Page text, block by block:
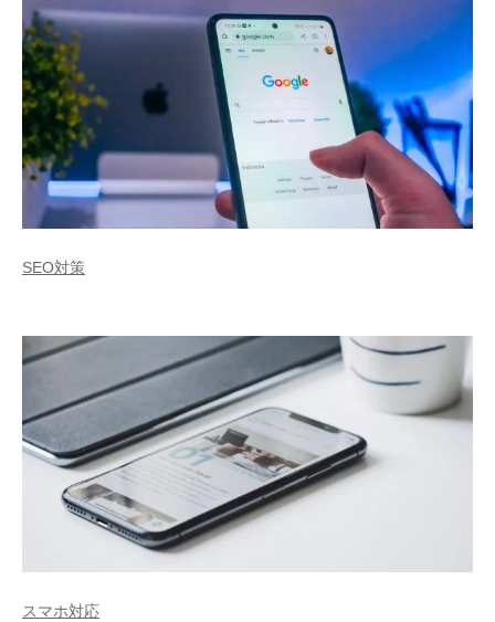
SEO対策
スマホ対応